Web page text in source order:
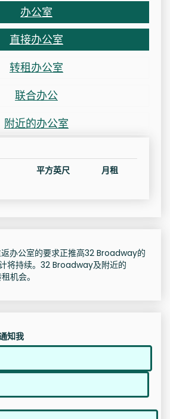
办公室
直接办公室
转租办公室
联合办公
附近的办公室
平方英尺 月租
办公室的要求正推高32 Broadway的
将持续。32 Broadway及附近的
机会。
知我